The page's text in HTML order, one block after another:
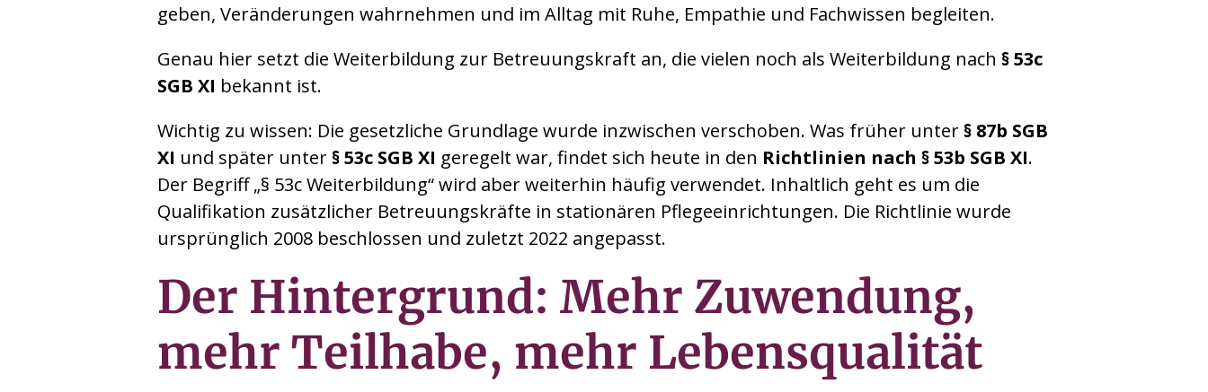
geben, Veränderungen wahrnehmen und im Alltag mit Ruhe, Empathie und Fachwissen begleiten.
Genau hier setzt die Weiterbildung zur Betreuungskraft an, die vielen noch als Weiterbildung nach § 53c
SGB XI bekannt ist.
Wichtig zu wissen: Die gesetzliche Grundlage wurde inzwischen verschoben. Was früher unter § 87b SGB
XI und später unter § 53c SGB XI geregelt war, findet sich heute in den Richtlinien nach § 53b SGB XI.
Der Begriff „§ 53c Weiterbildung“ wird aber weiterhin häufig verwendet. Inhaltlich geht es um die
Qualifikation zusätzlicher Betreuungskräfte in stationären Pflegeeinrichtungen. Die Richtlinie wurde
ursprünglich 2008 beschlossen und zuletzt 2022 angepasst.
Der Hintergrund: Mehr Zuwendung,
mehr Teilhabe, mehr Lebensqualität